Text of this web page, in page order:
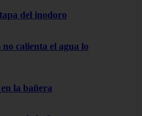
del inodoro
calienta el agua lo
la bañera